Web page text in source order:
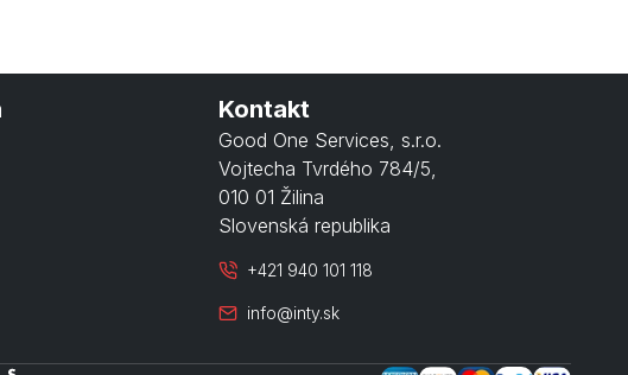
Kontakt
Good One Services, s.r.o.
Vojtecha Tvrdého 784/5,
010 01 Žilina
Slovenská republika
+421 940 101 118
info@inty.sk